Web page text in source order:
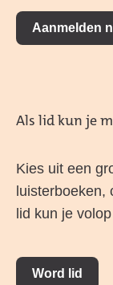
Aanmelden
Als lid kun je
Kies uit een
luisterboeken,
lid kun je
Word lid